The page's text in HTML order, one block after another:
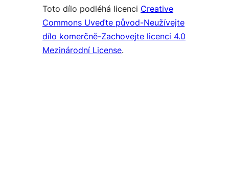
Toto dílo podléhá licenci Creative
Commons Uveďte původ-Neužívejte
dílo komerčně-Zachovejte licenci 4.0
Mezinárodní License.